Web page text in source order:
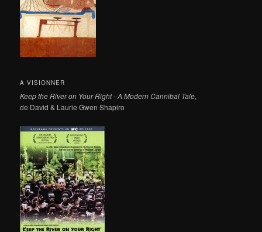
A VISIONNER
Keep the River on Your Right - A Modern Cannibal Tale,
de David & Laurie Gwen Shapiro